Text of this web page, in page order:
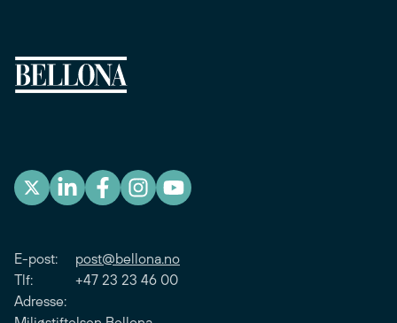
E-post: post@bellona.no
Tlf: +47 23 23 46 00
Adresse: